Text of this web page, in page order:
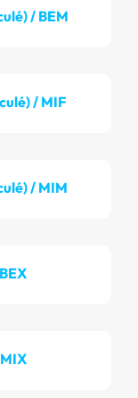
/ BEM
/ MIF
/ MIM